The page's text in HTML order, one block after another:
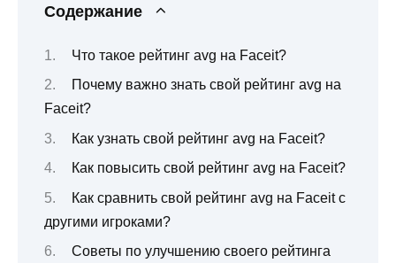
Содержание
Что такое рейтинг avg на Faceit?
Почему важно знать свой рейтинг avg на
Faceit?
Как узнать свой рейтинг avg на Faceit?
Как повысить свой рейтинг avg на Faceit?
Как сравнить свой рейтинг avg на Faceit с
другими игроками?
Советы по улучшению своего рейтинга